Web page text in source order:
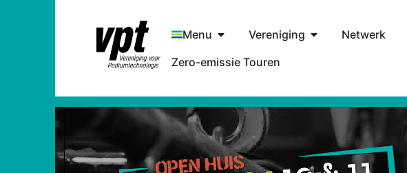
Menu Vereniging Netwerk
Zero-emissie Touren